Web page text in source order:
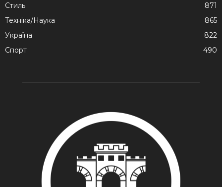
Стиль
871
Техніка/Наука
865
Україна
822
Спорт
490